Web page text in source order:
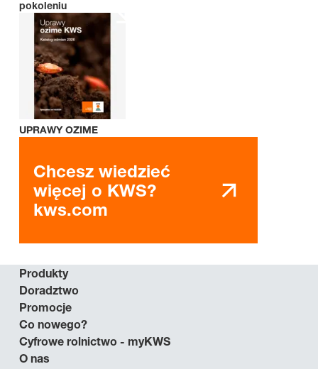
pokoleniu
UPRAWY OZIME
Chcesz wiedzieć
więcej o KWS?
kws.com
Produkty
Doradztwo
Promocje
Co nowego?
Cyfrowe rolnictwo - myKWS
O nas